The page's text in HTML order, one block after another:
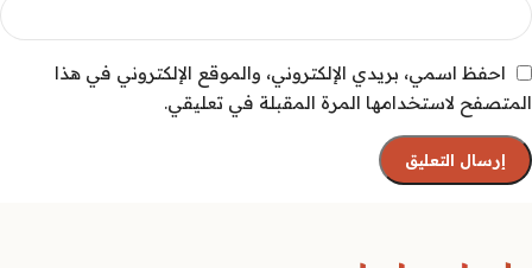
احفظ اسمي، بريدي الإلكتروني، والموقع الإلكتروني في هذا
المتصفح لاستخدامها المرة المقبلة في تعليقي.